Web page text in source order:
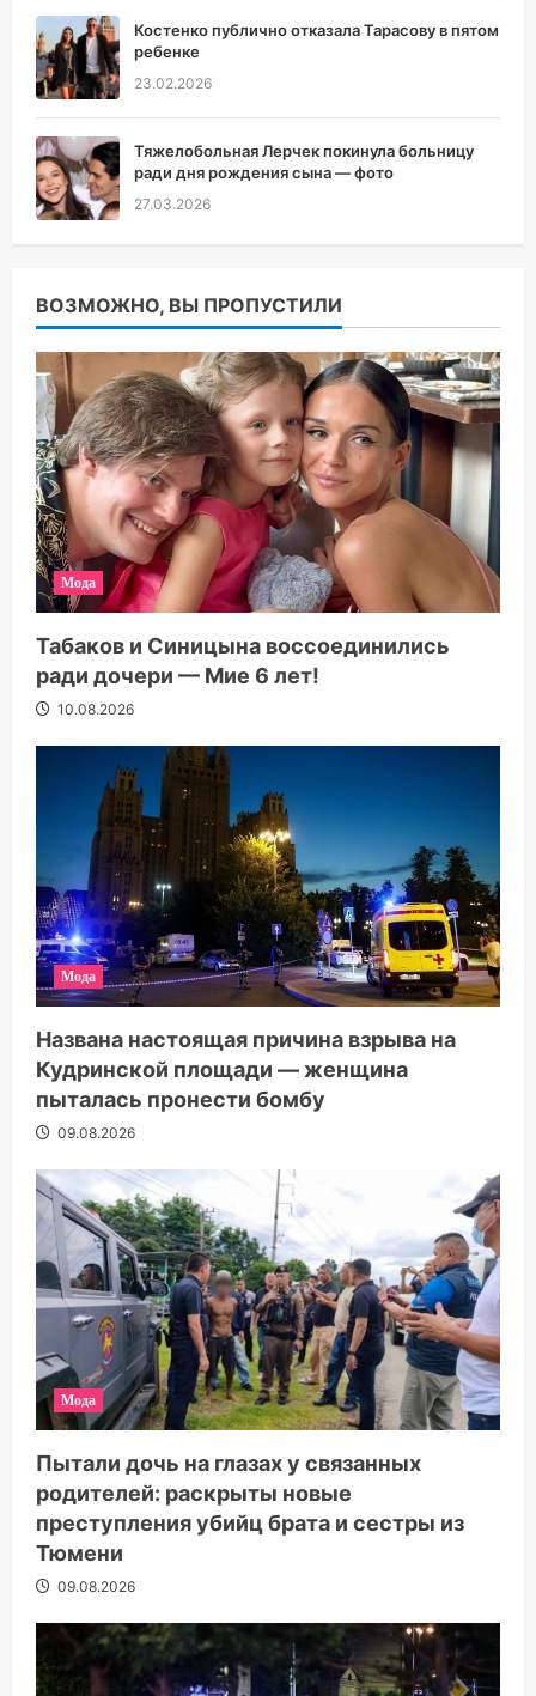
Костенко публично отказала Тарасову в пятом
ребенке
23.02.2026
Тяжелобольная Лерчек покинула больницу
ради дня рождения сына — фото
27.03.2026
ВОЗМОЖНО, ВЫ ПРОПУСТИЛИ
Мода
Табаков и Синицына воссоединились
ради дочери — Мие 6 лет!
10.08.2026
Мода
Названа настоящая причина взрыва на
Кудринской площади — женщина
пыталась пронести бомбу
09.08.2026
Мода
Пытали дочь на глазах у связанных
родителей: раскрыты новые
преступления убийц брата и сестры из
Тюмени
09.08.2026